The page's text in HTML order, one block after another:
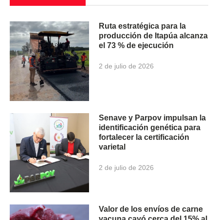
Ruta estratégica para la
producción de Itapúa alcanza
el 73 % de ejecución
2 de julio de 2026
Senave y Parpov impulsan la
identificación genética para
fortalecer la certificación
varietal
2 de julio de 2026
Valor de los envíos de carne